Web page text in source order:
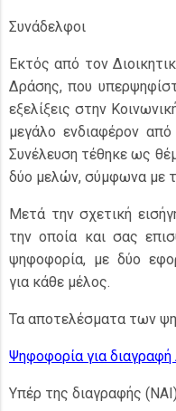
Συνάδελφοι
Εκτός από τον
Δράσης, που
εξελίξεις στην
μεγάλο ενδιαφέρον
Συνέλευση τέθηκε ως
δύο μελών, σύμφωνα με
Μετά την σχετική
την οποία και σας
ψηφοφορία, με δύο
για κάθε μέλος.
Τα αποτελέσματα των
Ψηφοφορία για
Υπέρ της διαγραφής